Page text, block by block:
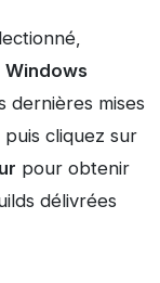
Windows
dernières mises
puis cliquez sur
pour obtenir
délivrées